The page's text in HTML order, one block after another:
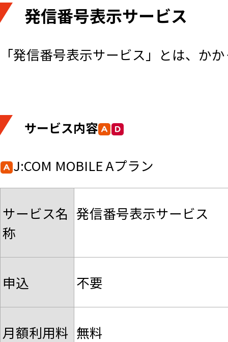
発信番号表示サービス
「発信番号表示サービス」とは、か
サービス内容
J:COM MOBILE Aプラン
サービス名
称
発信番号表示サービス
申込 不要
月額利用料 無料